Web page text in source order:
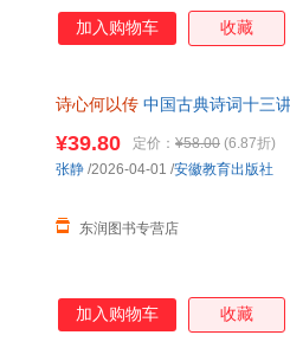
加入购物车 收藏
诗心何以传 中国古典诗词十三
¥39.80 定价： ¥58.00 (6.87折)
东润图书专营店
张静 /2026-04-01 /安徽教育出版社
加入购物车 收藏